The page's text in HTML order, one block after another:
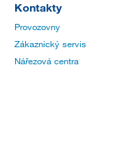
Kontakty
Provozovny
Zákaznický servis
Nářezová centra